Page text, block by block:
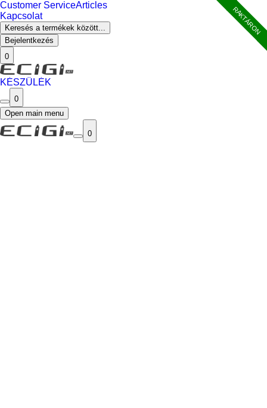
Customer ServiceArticles
Kapcsolat
Keresés a termékek között...
Bejelentkezés
0
KÉSZÜLÉK
0
Open main menu
0
RAKTÁRON